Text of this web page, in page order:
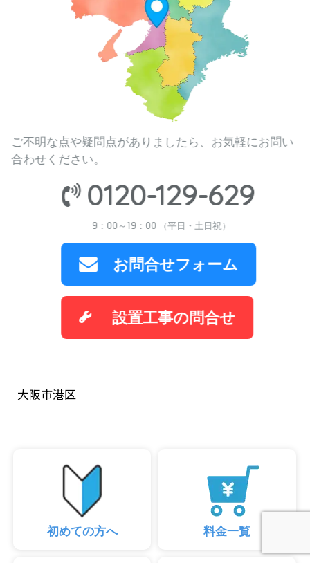
ご不明な点や疑問点がありましたら、お気軽にお問い
合わせください。
0120-129-629
9：00～19：00 （平日・土日祝）
お問合せフォーム
設置工事の問合せ
大阪市港区
初めての方へ 料金一覧